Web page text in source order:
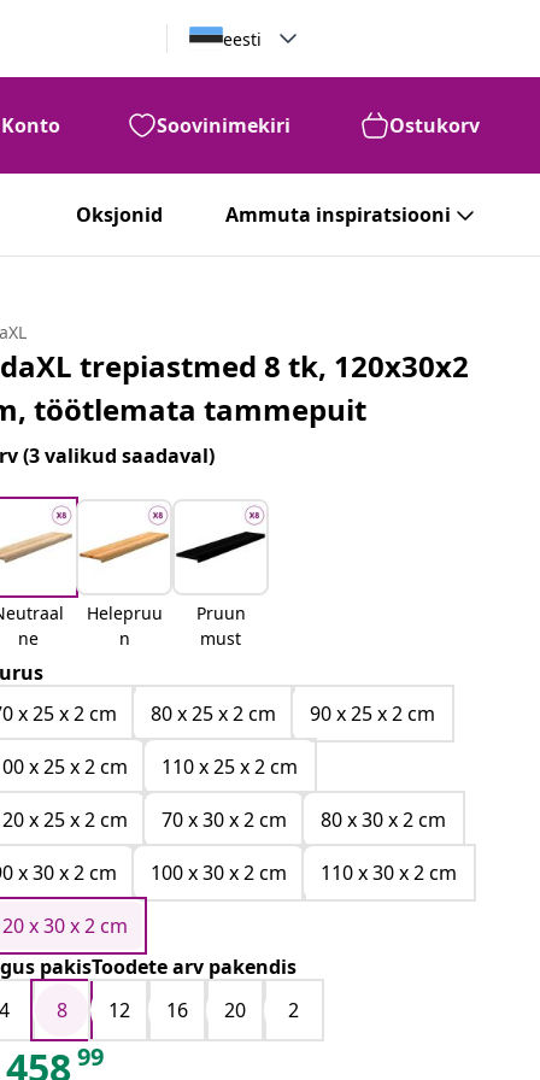
eesti
Konto Soovinimekiri Ostukorv
Oksjonid Ammuta inspiratsiooni
trepiastmed 8 tk, 120x30x2
töötlemata tammepuit
(3 valikud saadaval)
ne
Helepruu
n
Pruun
must
x 25 x 2 cm
80 x 25 x 2 cm
90 x 25 x 2 cm
x 25 x 2 cm
110 x 25 x 2 cm
x 25 x 2 cm
70 x 30 x 2 cm
80 x 30 x 2 cm
x 30 x 2 cm
100 x 30 x 2 cm
110 x 30 x 2 cm
x 30 x 2 cm
pakisToodete arv pakendis
8 12 16 20 2
45899